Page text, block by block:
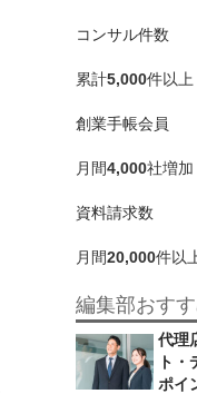
コンサル件数
累計5,000件以上
創業手帳会員
月間4,000社増加
資料請求数
月間20,000件以
編集部おす
代理
ト
ポイ